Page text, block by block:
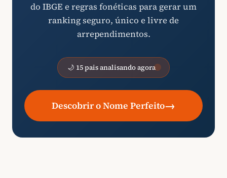
do IBGE e regras fonéticas para gerar um
ranking seguro, único e livre de
arrependimentos.
🌙 15 pais analisando agora
Descobrir o Nome Perfeito→